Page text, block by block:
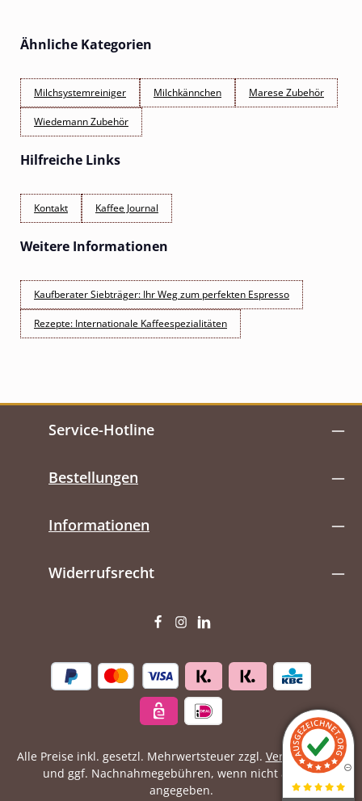
Ähnliche Kategorien
Milchsystemreiniger Milchkännchen Marese Zubehör
Wiedemann Zubehör
Hilfreiche Links
Kontakt Kaffee Journal
Weitere Informationen
Kaufberater Siebträger: Ihr Weg zum perfekten Espresso
Rezepte: Internationale Kaffeespezialitäten
Service-Hotline
Bestellungen
Informationen
Widerrufsrecht
Alle Preise inkl. gesetzl. Mehrwertsteuer zzgl. Versandkosten
und ggf. Nachnahmegebühren, wenn nicht anders
angegeben.